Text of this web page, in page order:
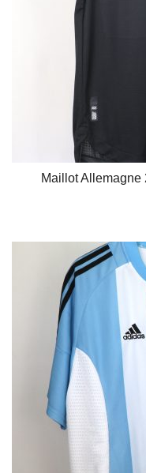
Maillot Allemagne